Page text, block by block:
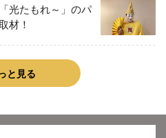
光たもれ～」のパ
材！
と見る